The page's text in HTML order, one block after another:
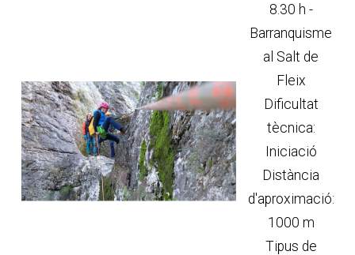
8.30 h -
Barranquisme
al Salt de
Fleix
Dificultat
tècnica:
Iniciació
Distància
d'aproximació:
1000 m
Tipus de